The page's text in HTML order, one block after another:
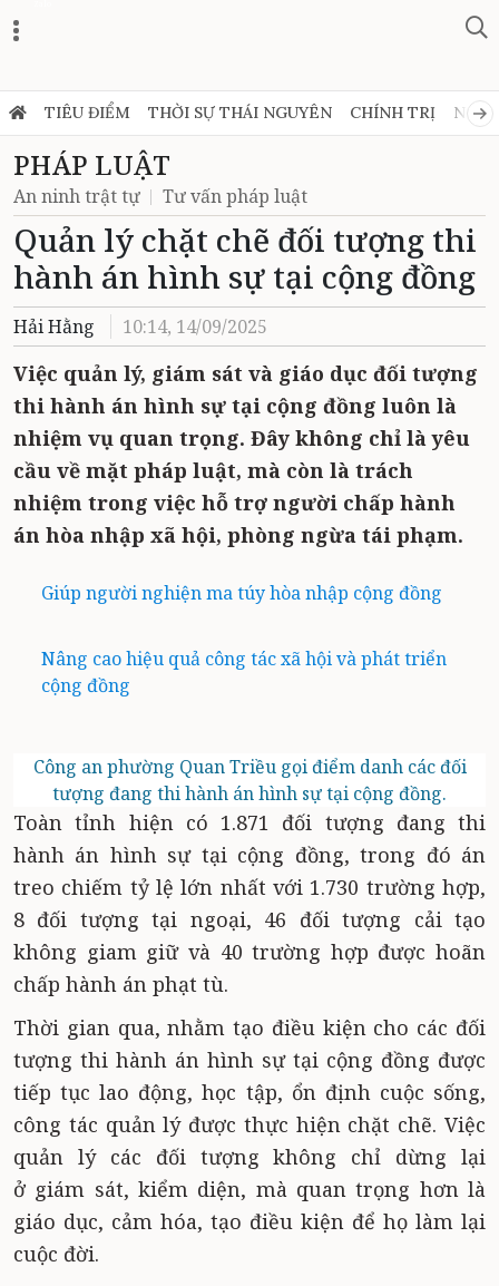
TIÊU ĐIỂM THỜI SỰ THÁI NGUYÊN CHÍNH TRỊ NGHỊ
PHÁP LUẬT
An ninh trật tự Tư vấn pháp luật
Quản lý chặt chẽ đối tượng thi
hành án hình sự tại cộng đồng
Hải Hằng 10:14, 14/09/2025
Việc quản lý, giám sát và giáo dục đối tượng
thi hành án hình sự tại cộng đồng luôn là
nhiệm vụ quan trọng. Đây không chỉ là yêu
cầu về mặt pháp luật, mà còn là trách
nhiệm trong việc hỗ trợ người chấp hành
án hòa nhập xã hội, phòng ngừa tái phạm.
Giúp người nghiện ma túy hòa nhập cộng đồng
Nâng cao hiệu quả công tác xã hội và phát triển
cộng đồng
Công an phường Quan Triều gọi điểm danh các đối
tượng đang thi hành án hình sự tại cộng đồng.
Toàn tỉnh hiện có 1.871 đối tượng đang thi
hành án hình sự tại cộng đồng, trong đó án
treo chiếm tỷ lệ lớn nhất với 1.730 trường hợp,
8 đối tượng tại ngoại, 46 đối tượng cải tạo
không giam giữ và 40 trường hợp được hoãn
chấp hành án phạt tù.
Thời gian qua, nhằm tạo điều kiện cho các đối
tượng thi hành án hình sự tại cộng đồng được
tiếp tục lao động, học tập, ổn định cuộc sống,
công tác quản lý được thực hiện chặt chẽ. Việc
quản lý các đối tượng không chỉ dừng lại
ở giám sát, kiểm diện, mà quan trọng hơn là
giáo dục, cảm hóa, tạo điều kiện để họ làm lại
cuộc đời.